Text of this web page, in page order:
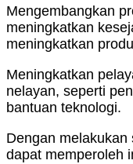
Mengembangkan
meningkatkan
meningkatkan
Meningkatkan
nelayan, seperti
bantuan teknologi.
Dengan melakukan
dapat memperoleh